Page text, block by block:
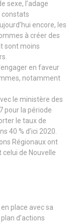
sexe, l’adage
constats
encore, les
à créer des
sont moins
en faveur
notamment
le ministère des
pour la période
le taux de
40 % d’ici 2020.
Régionaux ont
celui de Nouvelle
place avec sa
d’actions